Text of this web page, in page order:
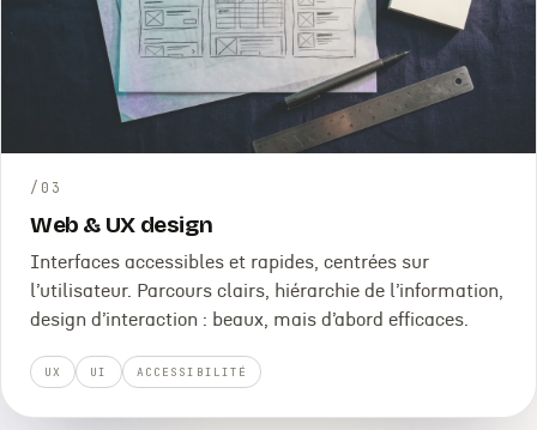
/ 03
Web & UX design
Interfaces accessibles et rapides, centrées sur
l’utilisateur. Parcours clairs, hiérarchie de l’information,
design d’interaction : beaux, mais d’abord efficaces.
UX UI ACCESSIBILITÉ